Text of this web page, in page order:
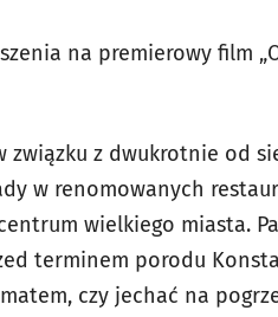
na premierowy film
z dwukrotnie od
w renomowanych
wielkiego miasta.
terminem porodu
czy jechać na